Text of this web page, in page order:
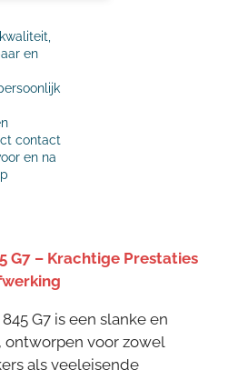
en
contact
en na
G7 – Krachtige Prestaties
G7 is een slanke en
ontworpen voor zowel
als veeleisende